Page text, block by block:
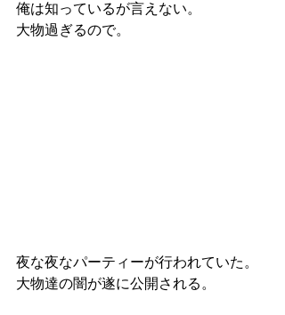
俺は知っているが言えない。
大物過ぎるので。
夜な夜なパーティーが行われていた。
大物達の闇が遂に公開される。